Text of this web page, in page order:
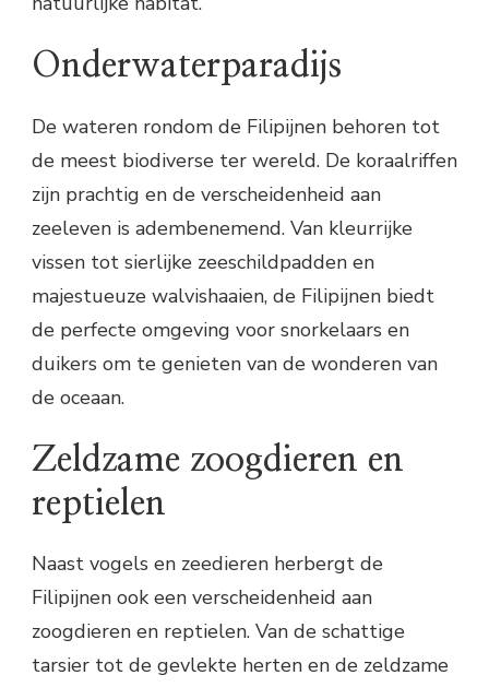
Onderwaterparadijs
De wateren rondom de Filipijnen behoren tot
de meest biodiverse ter wereld. De koraalriffen
zijn prachtig en de verscheidenheid aan
zeeleven is adembenemend. Van kleurrijke
vissen tot sierlijke zeeschildpadden en
majestueuze walvishaaien, de Filipijnen biedt
de perfecte omgeving voor snorkelaars en
duikers om te genieten van de wonderen van
de oceaan.
Zeldzame zoogdieren en
reptielen
Naast vogels en zeedieren herbergt de
Filipijnen ook een verscheidenheid aan
zoogdieren en reptielen. Van de schattige
tarsier tot de gevlekte herten en de zeldzame